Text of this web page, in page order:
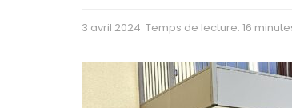
3 avril 2024 Temps de lecture: 16